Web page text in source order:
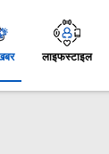
लाइफस्टाइल